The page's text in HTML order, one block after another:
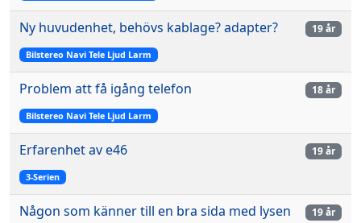
Ny huvudenhet, behövs kablage? adapter?
Bilstereo Navi Tele Ljud Larm
19 år
Problem att få igång telefon
Bilstereo Navi Tele Ljud Larm
18 år
Erfarenhet av e46
3-Serien
19 år
Någon som känner till en bra sida med lysen
19 år